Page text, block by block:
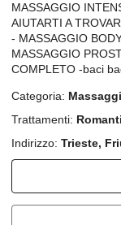
MASSAGGIO
AIUTARTI A
- MASSAGGIO
MASSAGGIO
COMPLETO -baci
Categoria:
Trattamenti:
Indirizzo: Trieste,